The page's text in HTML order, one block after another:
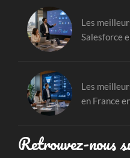
Les
Salesforce
Les
en France
Retrouvez-nous